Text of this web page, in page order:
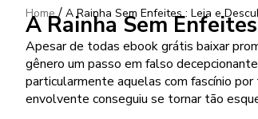
Home/ A Rainha Sem Enfeites : Leia e
A Rainha Sem
Apesar de todas ebook grátis baixar
gênero um passo em falso
particularmente aquelas com fascínio
envolvente conseguiu se tornar tão